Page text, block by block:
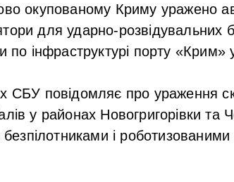
окупованому Криму уражено
для ударно-розвідувальних
по інфраструктурі порту «Крим»
СБУ повідомляє про ураження
у районах Новогригорівки
безпілотниками і